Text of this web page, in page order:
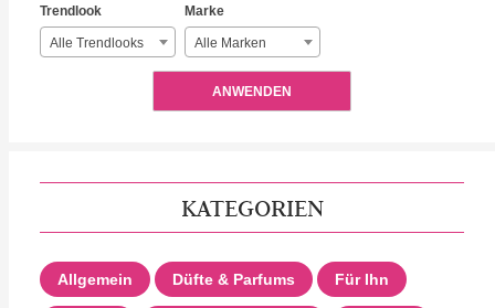
Trendlook
Alle Trendlooks
Marke
Alle Marken
ANWENDEN
KATEGORIEN
Allgemein Düfte & Parfums Für Ihn